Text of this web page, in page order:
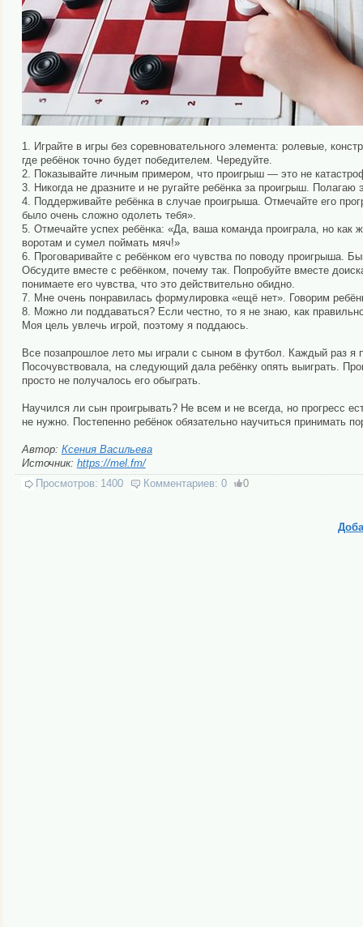
1. Играйте в игры без соревновательного элемента: ролевые,
где ребёнок точно будет победителем. Чередуйте.⠀
2. Показывайте личным примером, что проигрыш — это не
3. Никогда не дразните и не ругайте ребёнка за проигрыш. Полагаю
4. Поддерживайте ребёнка в случае проигрыша. Отмечайте его
было очень сложно одолеть тебя».
5. Отмечайте успех ребёнка: «Да, ваша команда проиграла, но как
воротам и сумел поймать мяч!»
6. Проговаривайте с ребёнком его чувства по поводу проигрыша.
Обсудите вместе с ребёнком, почему так. Попробуйте вместе
понимаете его чувства, что это действительно обидно.⠀
7. Мне очень понравилась формулировка «ещё нет». Говорим
8. Можно ли поддаваться? Если честно, то я не знаю, как
Моя цель увлечь игрой, поэтому я поддаюсь.
Все позапрошлое лето мы играли с сыном в футбол. Каждый раз
Посочувствовала, на следующий дала ребёнку опять выиграть.
просто не получалось его обыграть.
Научился ли сын проигрывать? Не всем и не всегда, но прогресс
не нужно. Постепенно ребёнок обязательно научиться принимать
Автор: Ксения Васильева
Источник: https://mel.fm/
Просмотров: 1400 Комментариев: 0 0